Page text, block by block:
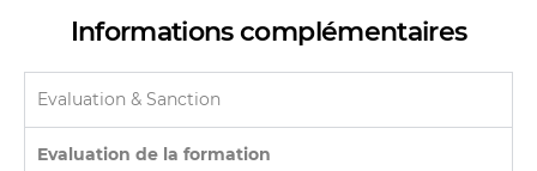
Informations complémentaires
Evaluation & Sanction
Evaluation de la formation